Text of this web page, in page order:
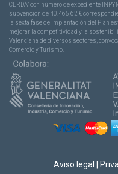
CERDÁ” con número de expediente
subvención de 40.465,62 €
la sexta fase de implantación del Plan
mejorar la competitividad y la
Valenciana de diversos sectores,
Comercio y Turismo.
Aviso legal